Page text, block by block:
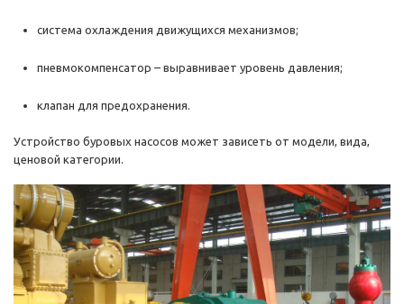
система охлаждения движущихся механизмов;
пневмокомпенсатор – выравнивает уровень давления;
клапан для предохранения.
Устройство буровых насосов может зависеть от модели, вида,
ценовой категории.